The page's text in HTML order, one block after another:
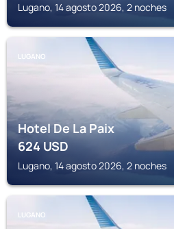
Lugano, 14 agosto 2026, 2 noches
LUGANO
Hotel De La Paix
624USD
Lugano, 14 agosto 2026, 2 noches
LUGANO